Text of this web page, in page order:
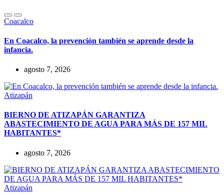
Coacalco
En Coacalco, la prevención también se aprende desde la
infancia.
agosto 7, 2026
Atizapán
BIERNO DE ATIZAPÁN GARANTIZA
ABASTECIMIENTO DE AGUA PARA MÁS DE 157 MIL
HABITANTES*
agosto 7, 2026
Atizapán